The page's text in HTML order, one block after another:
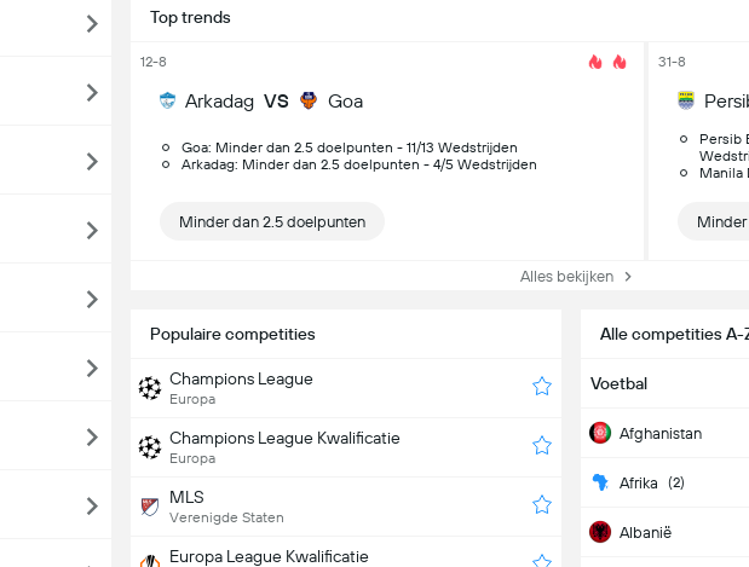
Top trends
12-8
Arkadag VS Goa
Goa: Minder dan 2.5 doelpunten - 11/13 Wedstrijden
Arkadag: Minder dan 2.5 doelpunten - 4/5 Wedstrijden
Minder dan 2.5 doelpunten
31-8
Persib
Manila
Alles bekijken
Populaire competities
Champions League
Europa
Champions League Kwalificatie
Europa
MLS
Verenigde Staten
Europa League Kwalificatie
Alle competities A-
Voetbal
Afghanistan
Afrika (2)
Albanië